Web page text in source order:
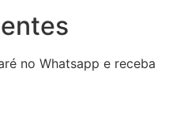
no Whatsapp e receba